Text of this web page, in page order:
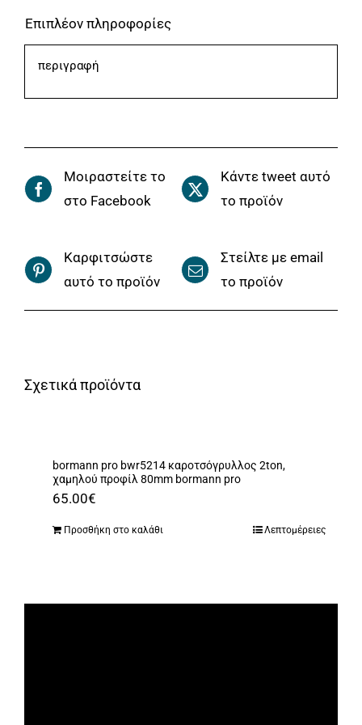
Επιπλέον πληροφορίες
περιγραφή
Μοιραστείτε το
στο Facebook
Κάντε tweet αυτό
το προϊόν
Καρφιτσώστε
αυτό το προϊόν
Στείλτε με email
το προϊόν
Σχετικά προϊόντα
bormann pro bwr5214 καροτσόγρυλλος 2ton,
χαμηλού προφίλ 80mm bormann pro
65.00€
Προσθήκη στο καλάθι Λεπτομέρειες